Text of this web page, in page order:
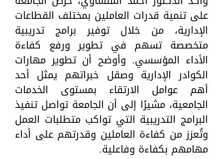
على تنمية قدرات العاملين بمختلف القطاعات
الإدارية، من خلال توفير برامج تدريبية
متخصصة تسهم في تطوير ورفع كفاءة
الأداء المؤسسي. وأوضح أن تطوير مهارات
الكوادر الإدارية وصقل خبراتهم يمثل أحد
أهم عوامل الارتقاء بمستوى الخدمات
الجامعية، مشيرًا إلى أن الجامعة تواصل تنفيذ
البرامج التدريبية التي تواكب متطلبات العمل
وتُعزز من كفاءة العاملين وقدرتهم على أداء
مهامهم بكفاءة وفاعلية.